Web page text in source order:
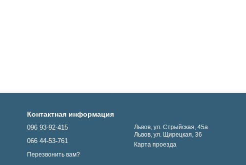
Контактная информация
096 93-92-415
066 44-53-761
Перезвонить вам?
Львов, ул. Стрыйская, 45а
Львов, ул. Щирецкая, 36
Карта проезда